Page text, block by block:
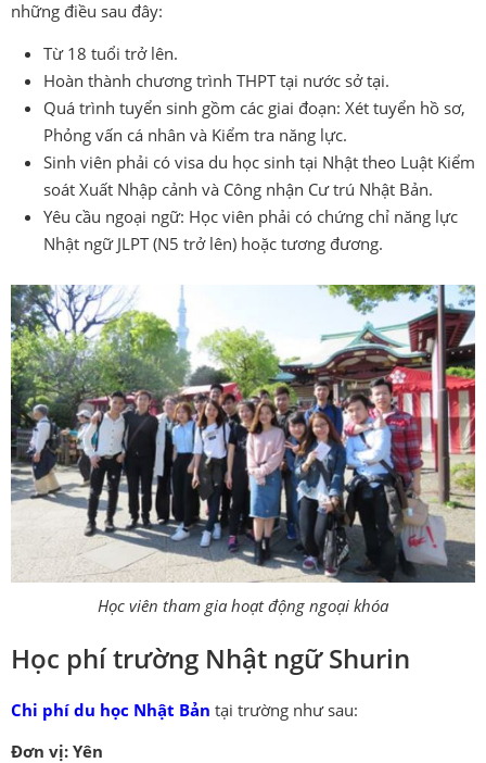
những điều sau đây:
Từ 18 tuổi trở lên.
Hoàn thành chương trình THPT tại nước sở tại.
Quá trình tuyển sinh gồm các giai đoạn: Xét tuyển hồ sơ,
Phỏng vấn cá nhân và Kiểm tra năng lực.
Sinh viên phải có visa du học sinh tại Nhật theo Luật Kiểm
soát Xuất Nhập cảnh và Công nhận Cư trú Nhật Bản.
Yêu cầu ngoại ngữ: Học viên phải có chứng chỉ năng lực
Nhật ngữ JLPT (N5 trở lên) hoặc tương đương.
Học viên tham gia hoạt động ngoại khóa
Học phí trường Nhật ngữ Shurin
Chi phí du học Nhật Bản tại trường như sau:
Đơn vị: Yên